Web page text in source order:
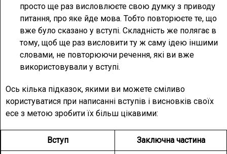
просто ще раз висловлюєте свою думку з приводу
питання, про яке йде мова. Тобто повторюєте те, що
вже було сказано у вступі. Складність же полягає в
тому, щоб ще раз висловити ту ж саму ідею іншими
словами, не повторюючи речення, які ви вже
використовували у вступі.
Ось кілька підказок, якими ви можете сміливо
користуватися при написанні вступів і висновків своїх
есе з метою зробити їх більш цікавими:
Вступ Заключна частина